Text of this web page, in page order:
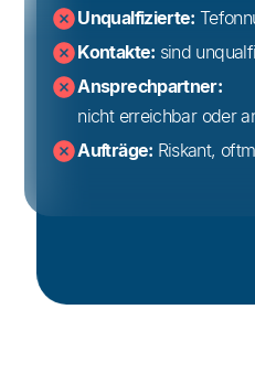
Unqualfizierte:
Kontakte: sind
Ansprechpartner:
nicht erreichbar oder
Aufträge: Riskant,